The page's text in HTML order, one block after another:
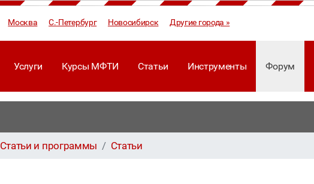
Москва С.-Петербург Новосибирск Другие города »
Услуги Курсы МФТИ Статьи Инструменты Форум
Статьи и программы Статьи